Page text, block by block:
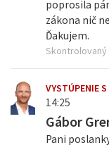
poprosila
zákona nič
Ďakujem.
VYSTÚPENIE
14:25
Gábor
Pani